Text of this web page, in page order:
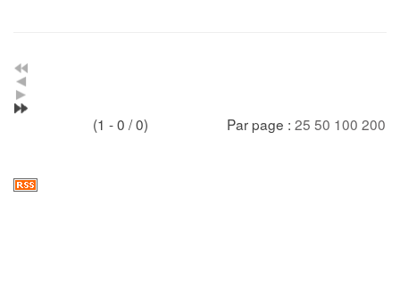
(1 - 0 / 0) Par page : 25 50 100 200